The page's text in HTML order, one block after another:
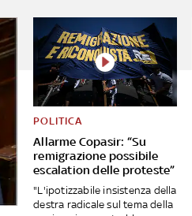
Allarme Copasir: “Su
remigrazione possibile
escalation delle proteste”
POLITICA
"L'ipotizzabile insistenza della
destra radicale sul tema della